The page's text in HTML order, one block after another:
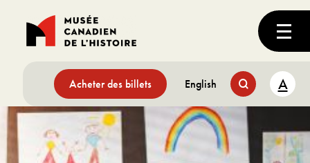
Acheter des billets English A